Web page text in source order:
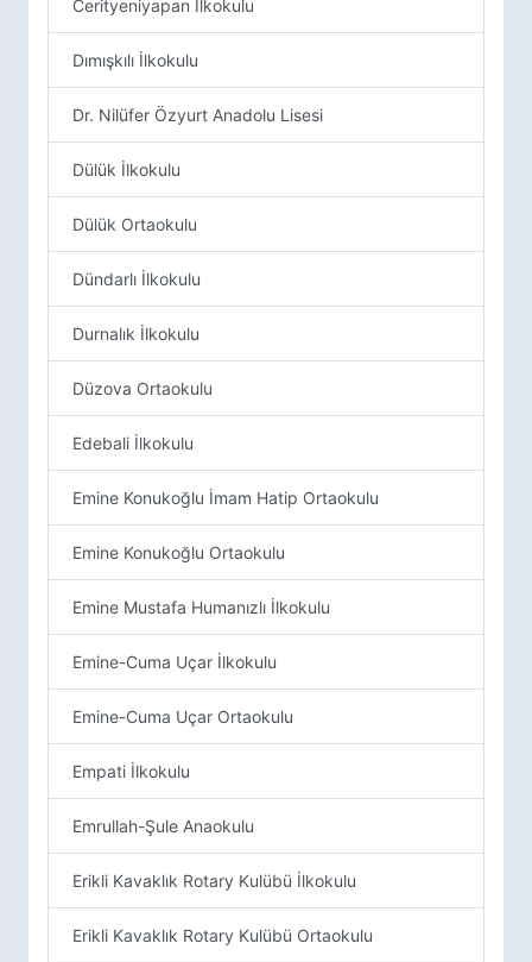
Cerityeniyapan İlkokulu
Dımışkılı İlkokulu
Dr. Nilüfer Özyurt Anadolu Lisesi
Dülük İlkokulu
Dülük Ortaokulu
Dündarlı İlkokulu
Durnalık İlkokulu
Düzova Ortaokulu
Edebali İlkokulu
Emine Konukoğlu İmam Hatip Ortaokulu
Emine Konukoğlu Ortaokulu
Emine Mustafa Humanızlı İlkokulu
Emine-Cuma Uçar İlkokulu
Emine-Cuma Uçar Ortaokulu
Empati İlkokulu
Emrullah-Şule Anaokulu
Erikli Kavaklık Rotary Kulübü İlkokulu
Erikli Kavaklık Rotary Kulübü Ortaokulu